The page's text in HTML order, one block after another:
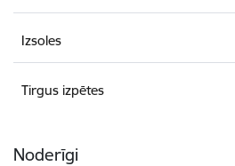
Izsoles
Tirgus izpētes
Noderīgi